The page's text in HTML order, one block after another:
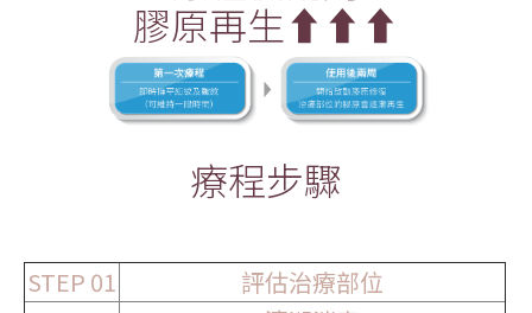
膠原再生⬆️⬆️⬆️
療程步驟
STEP 01
評估治療部位